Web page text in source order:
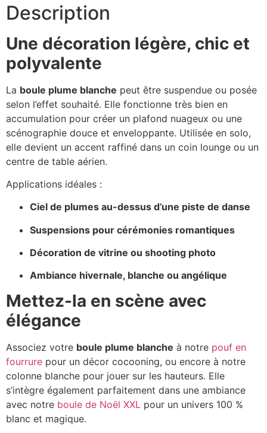
Description
Une décoration légère, chic et
polyvalente
La boule plume blanche peut être suspendue ou posée
selon l’effet souhaité. Elle fonctionne très bien en
accumulation pour créer un plafond nuageux ou une
scénographie douce et enveloppante. Utilisée en solo,
elle devient un accent raffiné dans un coin lounge ou un
centre de table aérien.
Applications idéales :
Ciel de plumes au-dessus d’une piste de danse
Suspensions pour cérémonies romantiques
Décoration de vitrine ou shooting photo
Ambiance hivernale, blanche ou angélique
Mettez-la en scène avec
élégance
Associez votre boule plume blanche à notre pouf en
fourrure pour un décor cocooning, ou encore à notre
colonne blanche pour jouer sur les hauteurs. Elle
s’intègre également parfaitement dans une ambiance
avec notre boule de Noël XXL pour un univers 100 %
blanc et magique.